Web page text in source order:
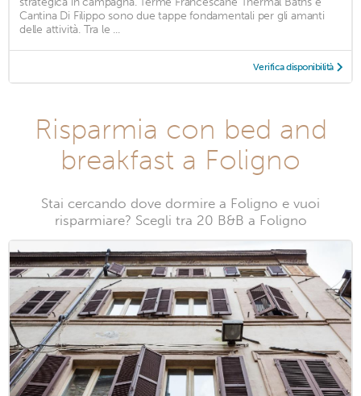
Cantina Di Filippo sono due tappe fondamentali per gli amanti
delle attività. Tra le ...
Verifica disponibilità
Risparmia con bed and
breakfast a Foligno
Stai cercando dove dormire a Foligno e vuoi
risparmiare? Scegli tra 20 B&B a Foligno